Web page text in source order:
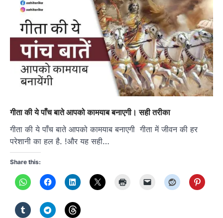
गीता की ये पाँच बाते आपको कामयाब बनाएगी। सही तरीका
गीता की ये पाँच बाते आपको कामयाब बनाएगी गीता में जीवन की हर
परेशानी का हल है. !और यह सही…
Share this: